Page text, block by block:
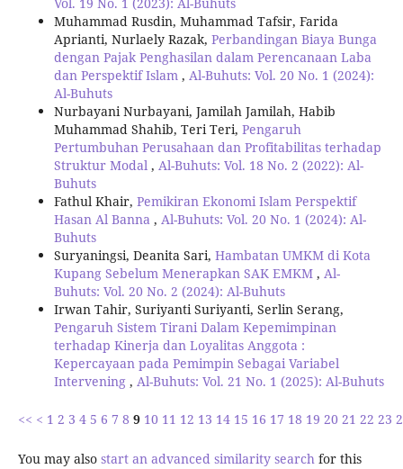
Muhammad Rusdin, Muhammad Tafsir, Farida
Aprianti, Nurlaely Razak, Perbandingan Biaya Bunga
dengan Pajak Penghasilan dalam Perencanaan Laba
dan Perspektif Islam , Al-Buhuts: Vol. 20 No. 1 (2024):
Al-Buhuts
Nurbayani Nurbayani, Jamilah Jamilah, Habib
Muhammad Shahib, Teri Teri, Pengaruh
Pertumbuhan Perusahaan dan Profitabilitas terhadap
Struktur Modal , Al-Buhuts: Vol. 18 No. 2 (2022): Al-
Buhuts
Fathul Khair, Pemikiran Ekonomi Islam Perspektif
Hasan Al Banna , Al-Buhuts: Vol. 20 No. 1 (2024): Al-
Buhuts
Suryaningsi, Deanita Sari, Hambatan UMKM di Kota
Kupang Sebelum Menerapkan SAK EMKM , Al-
Buhuts: Vol. 20 No. 2 (2024): Al-Buhuts
Irwan Tahir, Suriyanti Suriyanti, Serlin Serang,
Pengaruh Sistem Tirani Dalam Kepemimpinan
terhadap Kinerja dan Loyalitas Anggota :
Kepercayaan pada Pemimpin Sebagai Variabel
Intervening , Al-Buhuts: Vol. 21 No. 1 (2025): Al-Buhuts
<< < 1 2 3 4 5 6 7 8 9 10 11 12 13 14 15 16 17 18 19 20 21 22 23
You may also start an advanced similarity search for this